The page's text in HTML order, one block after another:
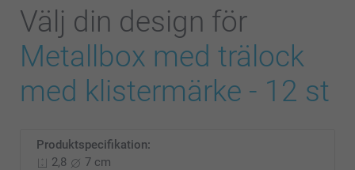
Välj din design för
Metallbox med trälock
med klistermärke - 12 st
Produktspecifikation:
2,8
7 cm